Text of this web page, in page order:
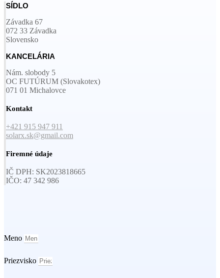
SÍDLO
Závadka 67
072 33 Závadka
Slovensko
KANCELÁRIA
Nám. slobody 5
OC FUTÚRUM (Slovakotex)
071 01 Michalovce
Kontakt
+421 915 947 911
solarx.sk@gmail.com
Firemné údaje
IČ DPH: SK2023818665
IČO: 47 342 986
Meno
Priezvisko